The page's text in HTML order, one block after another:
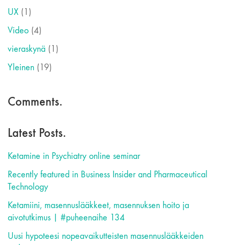
UX (1)
Video (4)
vieraskynä (1)
Yleinen (19)
Comments.
Latest Posts.
Ketamine in Psychiatry online seminar
Recently featured in Business Insider and Pharmaceutical
Technology
Ketamiini, masennuslääkkeet, masennuksen hoito ja
aivotutkimus | #puheenaihe 134
Uusi hypoteesi nopeavaikutteisten masennuslääkkeiden